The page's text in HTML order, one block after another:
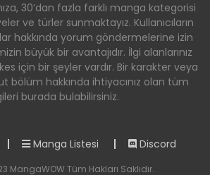
30’dan fazla farklı manga kategorisi
ve türler sunmaktayız. Kullanıcıların
hakkında yorum göndermelerine izin
büyük bir avantajıdır. İlgi alanlarınız
için bir şeyler vardır. Bir karakter veya
bölüm hakkında ihtiyacınız olan tüm
burada bulabilirsiniz.
Manga Listesi Discord
MangaWOW Tüm Hakları Saklıdır.